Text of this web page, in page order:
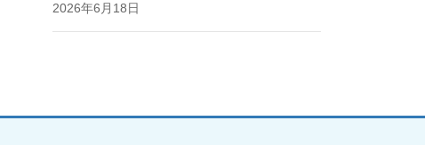
2026年6月18日